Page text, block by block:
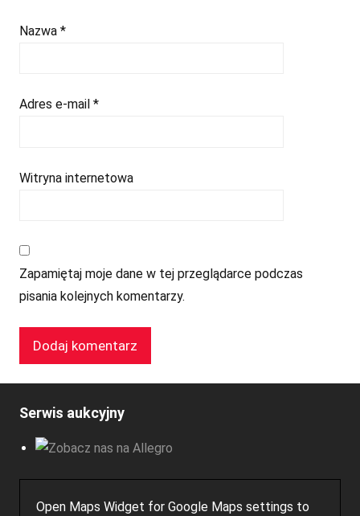
Nazwa *
Adres e-mail *
Witryna internetowa
Zapamiętaj moje dane w tej przeglądarce podczas
pisania kolejnych komentarzy.
Serwis aukcyjny
Open Maps Widget for Google Maps settings to